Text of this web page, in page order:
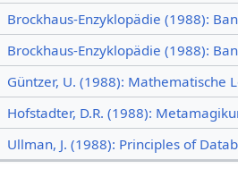
Brockhaus-Enzyklopädie (1988):
Brockhaus-Enzyklopädie (1988):
Güntzer, U. (1988): Mathematische
Hofstadter, D.R. (1988):
Ullman, J. (1988): Principles of